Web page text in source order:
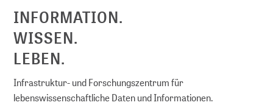
INFORMATION.
WISSEN.
LEBEN.
Infrastruktur- und Forschungszentrum für
lebenswissenschaftliche Daten und Informationen.